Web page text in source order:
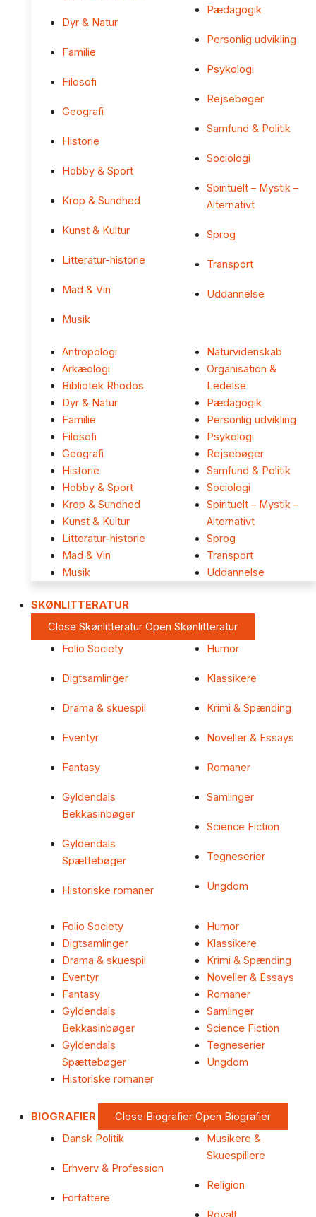
Dyr & Natur
Familie
Filosofi
Geografi
Historie
Hobby & Sport
Krop & Sundhed
Kunst & Kultur
Litteratur-historie
Mad & Vin
Musik
Pædagogik
Personlig udvikling
Psykologi
Rejsebøger
Samfund & Politik
Sociologi
Spirituelt – Mystik –
Alternativt
Sprog
Transport
Uddannelse
Antropologi
Arkæologi
Bibliotek Rhodos
Dyr & Natur
Familie
Filosofi
Geografi
Historie
Hobby & Sport
Krop & Sundhed
Kunst & Kultur
Litteratur-historie
Mad & Vin
Musik
Naturvidenskab
Organisation &
Ledelse
Pædagogik
Personlig udvikling
Psykologi
Rejsebøger
Samfund & Politik
Sociologi
Spirituelt – Mystik –
Alternativt
Sprog
Transport
Uddannelse
SKØNLITTERATUR
Close Skønlitteratur Open Skønlitteratur
Folio Society
Digtsamlinger
Drama & skuespil
Eventyr
Fantasy
Gyldendals
Bekkasinbøger
Gyldendals
Spættebøger
Historiske romaner
Humor
Klassikere
Krimi & Spænding
Noveller & Essays
Romaner
Samlinger
Science Fiction
Tegneserier
Ungdom
Folio Society
Digtsamlinger
Drama & skuespil
Eventyr
Fantasy
Gyldendals
Bekkasinbøger
Gyldendals
Spættebøger
Historiske romaner
Humor
Klassikere
Krimi & Spænding
Noveller & Essays
Romaner
Samlinger
Science Fiction
Tegneserier
Ungdom
BIOGRAFIER Close Biografier Open Biografier
Dansk Politik
Erhverv & Profession
Forfattere
Musikere &
Skuespillere
Religion